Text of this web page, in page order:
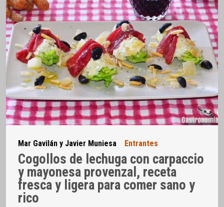
Mar Gavilán y Javier Muniesa Entrantes
Cogollos de lechuga con carpaccio
y mayonesa provenzal, receta
fresca y ligera para comer sano y
rico